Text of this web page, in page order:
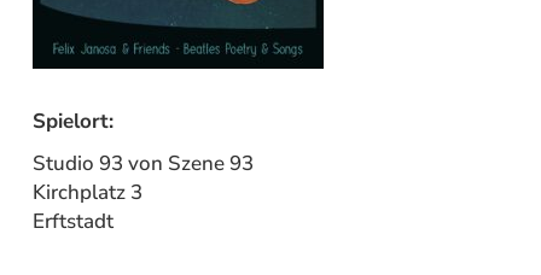
Spielort:
Studio 93 von Szene 93
Kirchplatz 3
Erftstadt